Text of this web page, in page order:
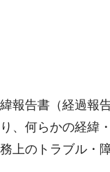
報告書（経過報
、何らかの経緯
上のトラブル